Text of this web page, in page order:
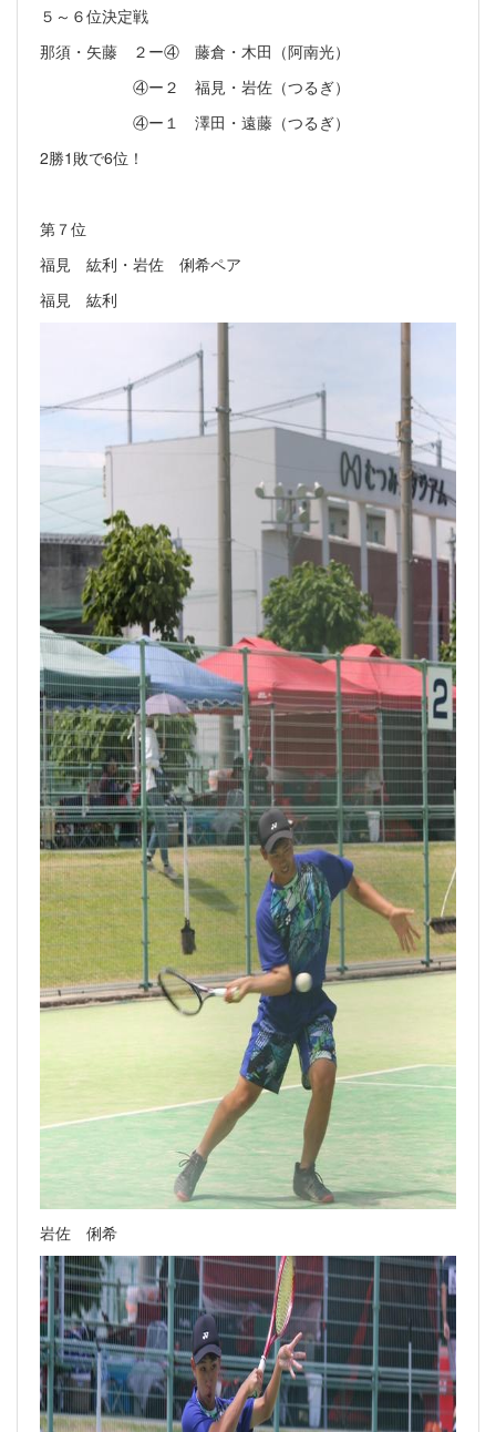
５～６位決定戦
那須・矢藤 ２ー④ 藤倉・木田（阿南光）
④ー２ 福見・岩佐（つるぎ）
④ー１ 澤田・遠藤（つるぎ）
2勝1敗で6位！
第７位
福見 紘利・岩佐 俐希ペア
福見 紘利
岩佐 俐希